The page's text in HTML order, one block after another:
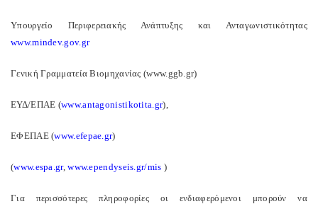
Υπουργείο Περιφερειακής Ανάπτυξης και Ανταγωνιστικότητας
www.mindev.gov.gr
Γενική Γραμματεία Βιομηχανίας (www.ggb.gr)
ΕΥΔ/ΕΠΑΕ (www.antagonistikotita.gr),
ΕΦΕΠΑΕ (www.efepae.gr)
(www.espa.gr,www.ependyseis.gr/mis )
Για περισσότερες πληροφορίες οι ενδιαφερόμενοι μπορούν να